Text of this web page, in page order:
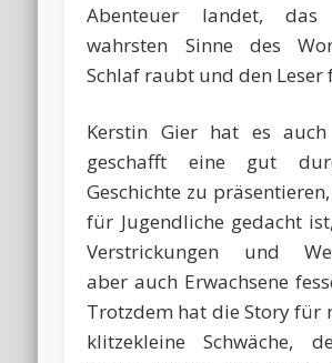
Abenteuer landet,
wahrsten Sinne des
Schlaf raubt und den Leser
Kerstin Gier hat es
geschafft eine gut
Geschichte zu
für Jugendliche gedacht
Verstrickungen und
aber auch Erwachsene
Trotzdem hat die Story für
klitzekleine Schwäche,